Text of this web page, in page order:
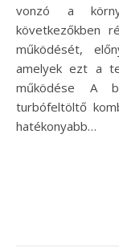
vonzó a
következőkben
működését,
amelyek ezt a
működése A
turbófeltöltő
hatékonyabb…